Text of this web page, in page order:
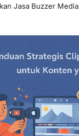
Jasa Buzzer